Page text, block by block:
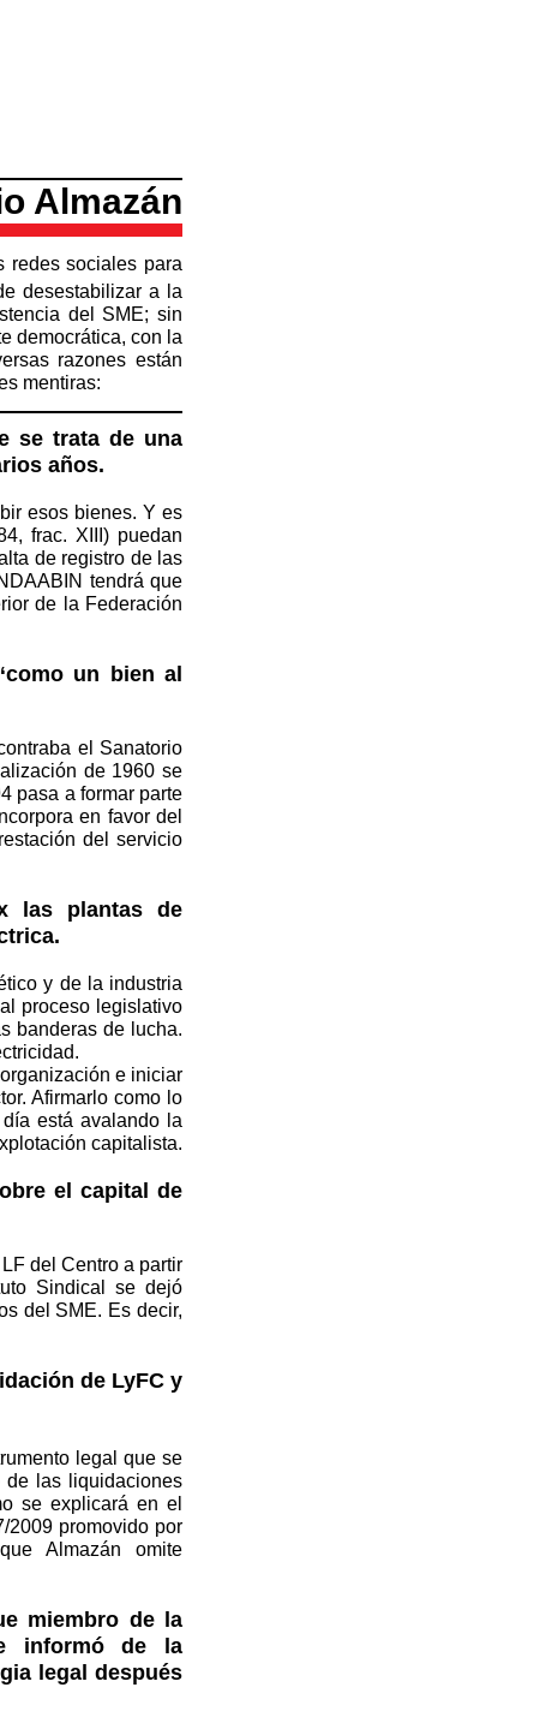
Almazán
redes sociales para
desestabilizar a la
del SME; sin
democrática, con la
razones están
mentiras:
se trata de una
años.
esos bienes. Y es
frac. XIII) puedan
de registro de las
tendrá que
de la Federación
un bien al
el Sanatorio
de 1960 se
pasa a formar parte
en favor del
del servicio
las plantas de
y de la industria
proceso legislativo
banderas de lucha.
e iniciar
Afirmarlo como lo
está avalando la
capitalista.
el capital de
del Centro a partir
Sindical se dejó
del SME. Es decir,
de LyFC y
legal que se
de las liquidaciones
se explicará en el
2009 promovido por
Almazán omite
miembro de la
informó de la
legal después